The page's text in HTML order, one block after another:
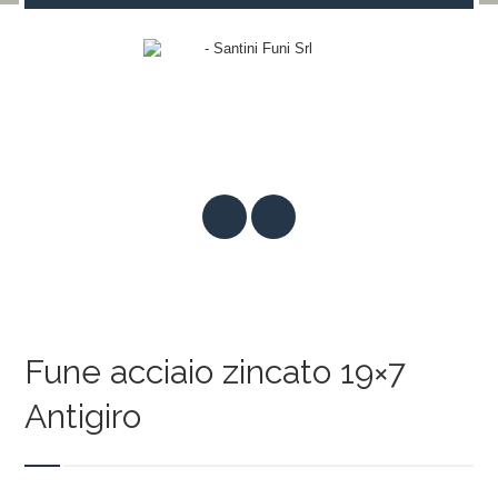
Fune acciaio zincato 19×7
Antigiro